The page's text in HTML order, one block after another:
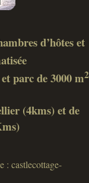
d’hôtes et
parc de 3000 m2
(4kms) et de
: castlecottage-